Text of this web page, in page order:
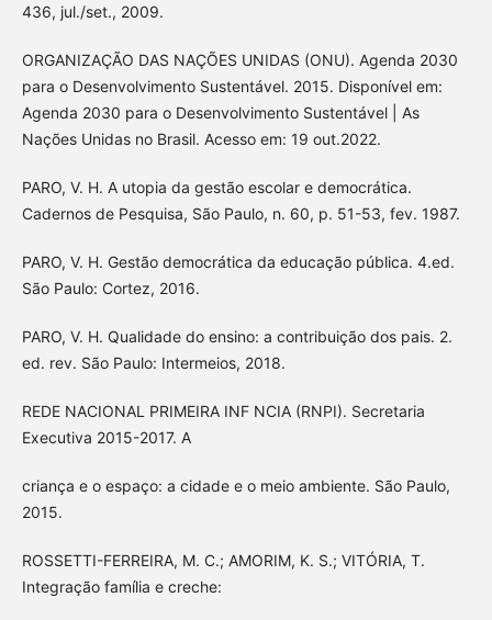
436, jul./set., 2009.
ORGANIZAÇÃO DAS NAÇÕES UNIDAS (ONU). Agenda 2030
para o Desenvolvimento Sustentável. 2015. Disponível em:
Agenda 2030 para o Desenvolvimento Sustentável | As
Nações Unidas no Brasil. Acesso em: 19 out.2022.
PARO, V. H. A utopia da gestão escolar e democrática.
Cadernos de Pesquisa, São Paulo, n. 60, p. 51-53, fev. 1987.
PARO, V. H. Gestão democrática da educação pública. 4.ed.
São Paulo: Cortez, 2016.
PARO, V. H. Qualidade do ensino: a contribuição dos pais. 2.
ed. rev. São Paulo: Intermeios, 2018.
REDE NACIONAL PRIMEIRA INF NCIA (RNPI). Secretaria
Executiva 2015-2017. A
criança e o espaço: a cidade e o meio ambiente. São Paulo,
2015.
ROSSETTI-FERREIRA, M. C.; AMORIM, K. S.; VITÓRIA, T.
Integração família e creche: